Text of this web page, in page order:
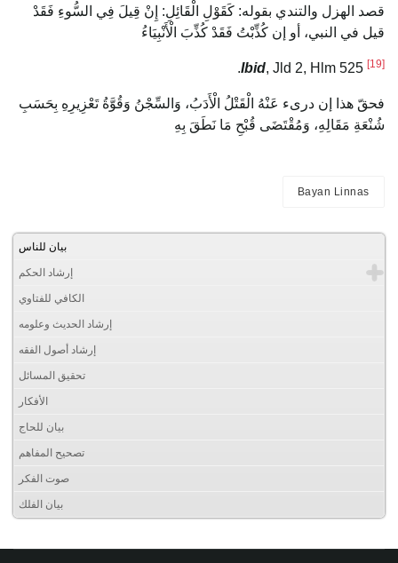
قصد الهزل والتندي بقوله: كَقَوْلِ الْقَائِلِ: إِنْ قِيلَ فِي السُّوءِ فَقَدْ
قيل في النبي، أو إن كُذِّبْتُ فَقَدْ كُذِّبَ الْأَنْبِيَاءُ
[19]
Ibid, Jld 2, Hlm 525.
فحقّ هذا إن درىء عَنْهُ الْقَتْلُ الْأَدَبُ، وَالسِّجْنُ وَقُوَّةُ تَعْزِيرِهِ بِحَسَبِ
شُنْعَةِ مَقَالِهِ، وَمُقْتَضَى قُبْحِ مَا نَطَقَ بِهِ
Bayan Linnas
بيان للناس
إرشاد الحكم
الكافي للفتاوي
إرشاد الحديث وعلومه
إرشاد أصول الفقه
تحقيق المسائل
الأفكار
بيان للحاج
تصحيح المفاهم
صوت الفكر
بيان الفلك